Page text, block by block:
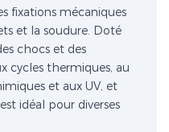
fixations mécaniques
et la soudure. Doté
chocs et des
cycles thermiques, au
et aux UV, et
idéal pour diverses